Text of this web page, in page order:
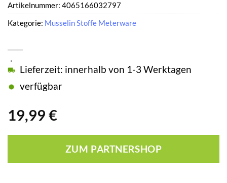
19,99 €
Lieferzeit: innerhalb von 1-3 Werktagen
verfügbar
ZUM PARTNERSHOP
Artikelnummer: 4065166032797
Kategorie: Musselin Stoffe Meterware